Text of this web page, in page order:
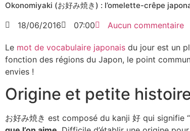
Okonomiyaki (お好み焼き) : l’omelette-crêpe
18/06/2016 07:00 Aucun commentaire
Le mot de vocabulaire japonais du jour est un
fonction des régions du Japon, le point
envies !
Origine et petite
お好み焼き est composé du kanji 好 qui signifie